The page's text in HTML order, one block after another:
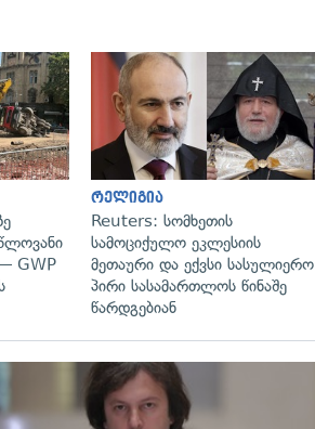
გადახედვა
GWP
რელიგია
Reuters: სომხეთის
სამოციქულო ეკლესიის
მეთაური და ექვსი სასულიერო
პირი სასამართლოს წინაშე
წარდგებიან